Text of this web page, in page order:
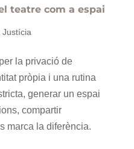
teatre com a espai
Justícia
la privació de
pròpia i una rutina
generar un espai
compartir
marca la diferència.